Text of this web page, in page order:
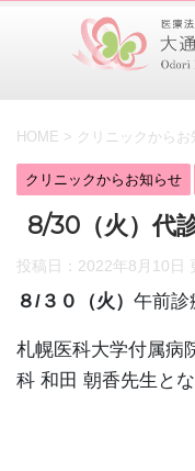
HOME > クリニックからお
クリニックからお知らせ
8/30（火）代
投稿日：2022年8月10日
８/３０（火） 午前診
札幌医科大学付属病
科 和田 朝香先生とな